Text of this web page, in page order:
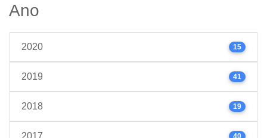
Ano
2020 15
2019 41
2018 19
2017 40